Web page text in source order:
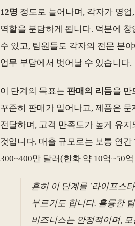
12명 정도로 늘어나며, 각자가 영
역할을 분담하게 됩니다. 덕분에
수 있고, 팀원들도 각자의 전문 분
업무 부담에서 벗어날 수 있습니다.
이 단계의 목표는 판매의 리듬을 만
꾸준히 판매가 일어나고, 제품은
전달하며, 고객 만족도가 높게 유
것입니다. 매출 규모로는 보통 연간
300~400만 달러(한화 약 10억~50
흔히 이 단계를 '라이프스
부르기도 합니다. 훌륭한
비즈니스는 안정적이며,